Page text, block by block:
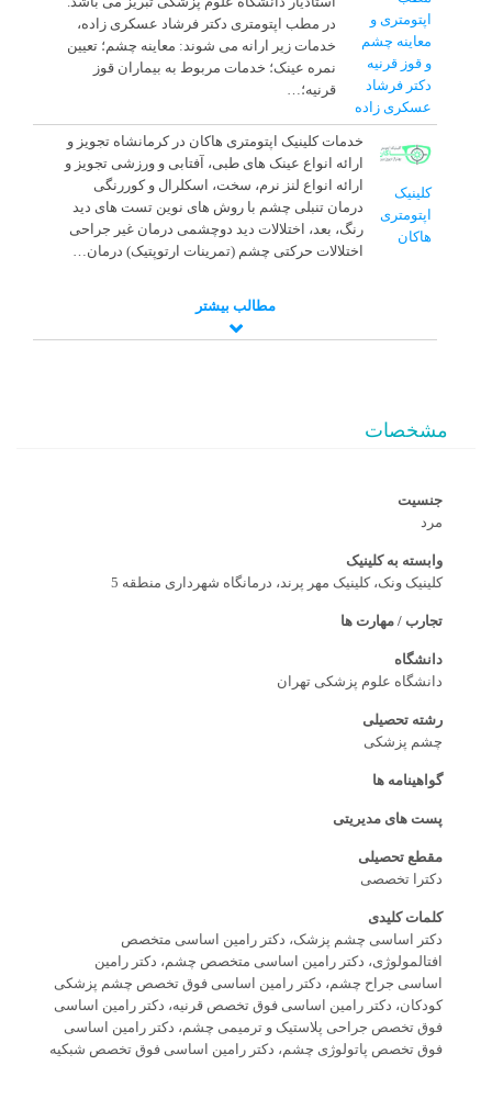
اپتومتری و
معاینه چشم
و قوز قرنیه
دکتر فرشاد
عسکری زاده
در مطب اپتومتری دکتر فرشاد عسکری زاده،
خدمات زیر ارانه می شوند: معاینه چشم؛ تعیین
نمره عینک؛ خدمات مربوط به بیماران قوز
قرنیه؛…
کلینیک
اپتومتری
هاکان
خدمات کلینیک اپتومتری هاکان در کرمانشاه تجویز و
ارائه انواع عینک های طبی، آفتابی و ورزشی تجویز و
ارائه انواع لنز‌ نرم‌، سخت، اسکلرال و کوررنگی
درمان تنبلی چشم با روش های نوین تست های دید
رنگ، بعد، اختلالات دید دوچشمی درمان غیر جراحی
اختلالات حرکتی چشم (تمرینات ارتوپتیک) درمان…
مطالب بیشتر
مشخصات
جنسیت
مرد
وابسته به کلینیک
کلینیک ونک، کلینیک مهر پرند، درمانگاه شهرداری منطقه 5
تجارب / مهارت ها
دانشگاه
دانشگاه علوم پزشکی تهران
رشته تحصیلی
چشم پزشکی
گواهینامه ها
پست های مدیریتی
مقطع تحصیلی
دکترا تخصصی
کلمات کلیدی
دکتر اساسی چشم پزشک، دکتر رامین اساسی متخصص
افتالمولوژی، دکتر رامین اساسی متخصص چشم، دکتر رامین
اساسی جراح چشم، دکتر رامین اساسی فوق تخصص چشم پزشکی
کودکان، دکتر رامین اساسی فوق تخصص قرنیه، دکتر رامین اساسی
فوق تخصص جراحی پلاستیک و ترمیمی چشم، دکتر رامین اساسی
فوق تخصص پاتولوژی چشم، دکتر رامین اساسی فوق تخصص شبکیه